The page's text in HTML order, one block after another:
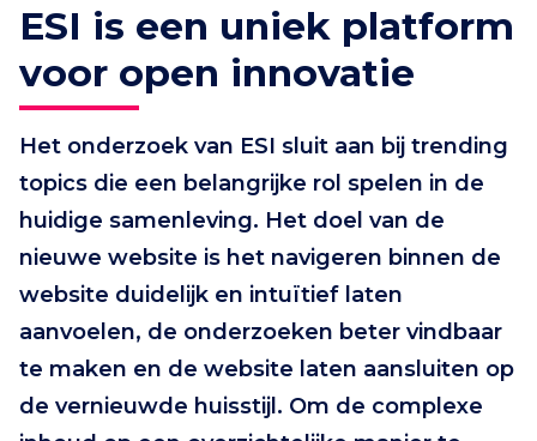
ESI is een uniek platform
voor open innovatie
Het onderzoek van ESI sluit aan bij trending
topics die een belangrijke rol spelen in de
huidige samenleving. Het doel van de
nieuwe website is het navigeren binnen de
website duidelijk en intuïtief laten
aanvoelen, de onderzoeken beter vindbaar
te maken en de website laten aansluiten op
de vernieuwde huisstijl. Om de complexe